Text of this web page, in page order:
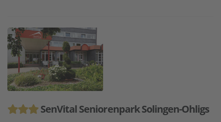
SenVital Seniorenpark Solingen-Ohligs